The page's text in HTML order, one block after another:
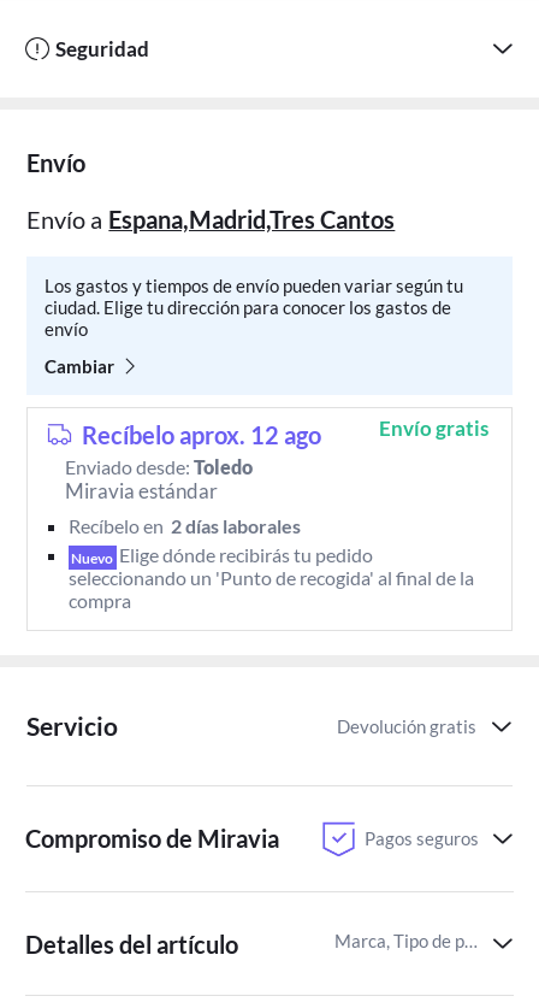
Seguridad
Envío
Envío a Espana,Madrid,Tres Cantos
Los gastos y tiempos de envío pueden variar según tu
ciudad. Elige tu dirección para conocer los gastos de
envío
Cambiar
Recíbelo aprox. 12 ago Envío gratis
Enviado desde:Toledo
Miravia estándar
Recíbelo en 2 días laborales
Nuevo Elige dónde recibirás tu pedido
seleccionando un 'Punto de recogida' al final de la
compra
Servicio Devolución gratis
Compromiso de Miravia Pagos seguros
Detalles del artículo Marca, Tipo de pañal,Certificaciones del producto